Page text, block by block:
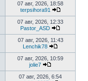
07 авг, 2026, 18:58
terpsihora91
Перейти
к
07 авг, 2026, 12:33
Pastor_ASD
Перейти
к
07 авг, 2026, 11:43
Lenchik78
Перейти
к
07 авг, 2026, 10:59
jolie7
Перейти
к
07 авг, 2026, 6:54